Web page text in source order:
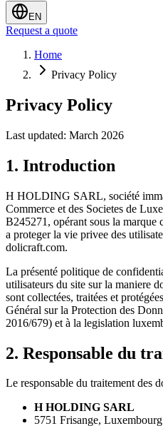
EN
Request a quote
Home
Privacy Policy
Privacy Policy
Last updated: March 2026
1. Introduction
H HOLDING SARL, société
Commerce et des Societes de
B245271, opérant sous la marque
a proteger la vie privee des
dolicraft.com.
La présenté politique de
utilisateurs du site sur la maniere
sont collectées, traitées et
Général sur la Protection des
2016/679) et à la legislation
2. Responsable du
Le responsable du traitement des
H HOLDING SARL
5751 Frisange, Luxembourg